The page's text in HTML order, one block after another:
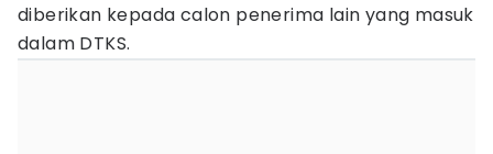
diberikan kepada calon penerima lain yang masuk
dalam DTKS.